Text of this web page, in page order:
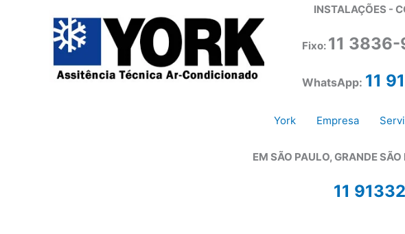
INSTALAÇÕES -
Fixo: 11
WhatsApp: 11
York Empresa
EM SÃO PAULO, GRANDE
11